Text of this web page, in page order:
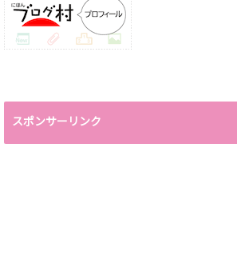
スポンサーリンク